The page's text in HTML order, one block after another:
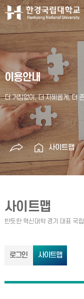
이용안내
사이트맵
사이트맵
로그인 사이트맵